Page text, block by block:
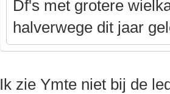
Df's met grotere
halverwege dit jaar
Ik zie Ymte niet bij de